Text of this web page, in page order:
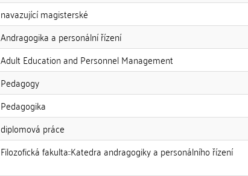
navazující magisterské
Andragogika a personální řízení
Adult Education and Personnel Management
Pedagogy
Pedagogika
diplomová práce
Filozofická fakulta::Katedra andragogiky a personálního řízení